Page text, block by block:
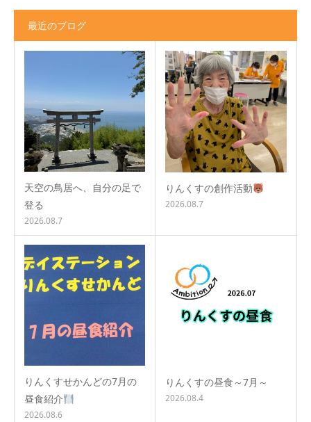
最近のブログ
天空の鳥居へ、自分の足で
登る
2026.08.7
りんくすの創作活動
2026.08.7
りんくすせかんどの7月の
昼食紹介
2026.08.6
りんくすの昼食～7月～
2026.08.4